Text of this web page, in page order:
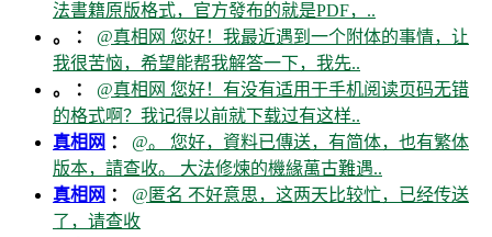
法書籍原版格式，官方發布的就是PDF，..
。 ： @真相网 您好！我最近遇到一个附体的事情，让
我很苦恼，希望能帮我解答一下，我先..
。 ： @真相网 您好！有没有适用于手机阅读页码无错
的格式啊？我记得以前就下载过有这样..
真相网 ： @。 您好，資料已傳送，有简体，也有繁体
版本，請查收。 大法修煉的機緣萬古難遇..
真相网 ： @匿名 不好意思，这两天比较忙，已经传送
了，请查收